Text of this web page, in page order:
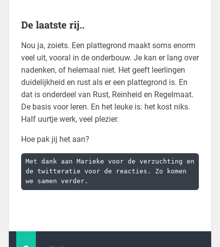
De laatste rij..
Nou ja, zoiets. Een plattegrond maakt soms enorm
veel uit, vooral in de onderbouw. Je kan er lang over
nadenken, of helemaal niet. Het geeft leerlingen
duidelijkheid en rust als er een plattegrond is. En
dat is onderdeel van Rust, Reinheid en Regelmaat.
De basis voor leren. En het leuke is: het kost niks.
Half uurtje werk, veel plezier.
Hoe pak jij het aan?
Met dank aan Marieke voor de verzuchting en
de twitteratie voor de reacties. Zo komen
we samen verder.